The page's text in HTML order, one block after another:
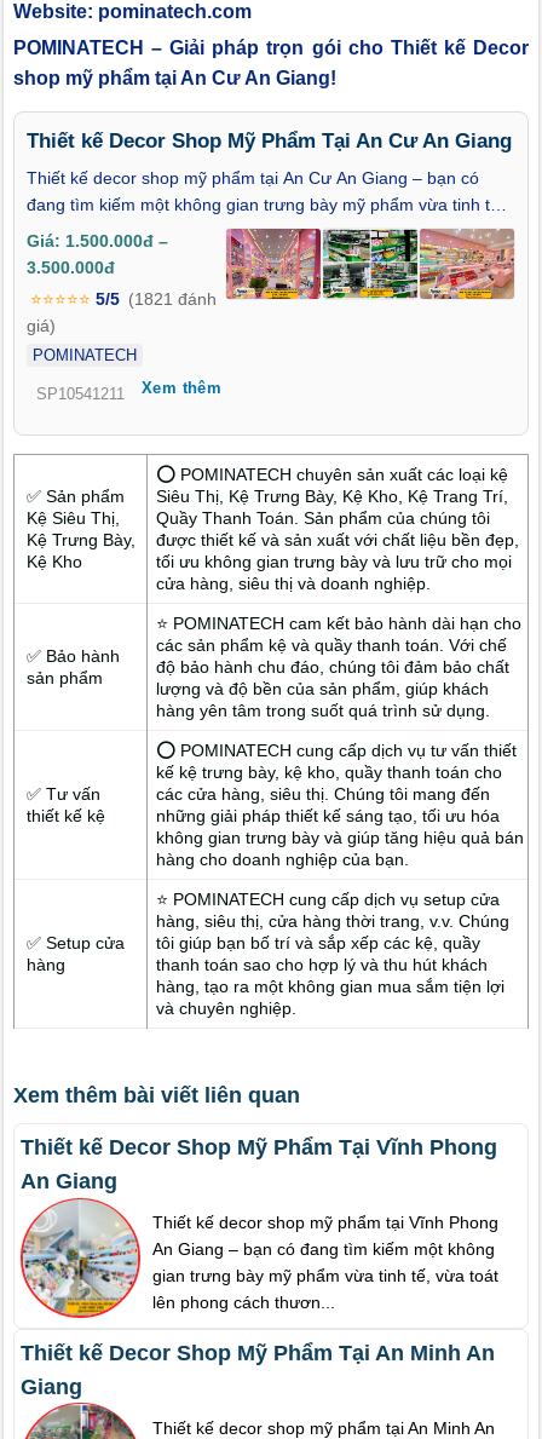
Website: pominatech.com
POMINATECH – Giải pháp trọn gói cho Thiết kế Decor
shop mỹ phẩm tại An Cư An Giang!
Thiết kế Decor Shop Mỹ Phẩm Tại An Cư An Giang
Thiết kế decor shop mỹ phẩm tại An Cư An Giang – bạn có
đang tìm kiếm một không gian trưng bày mỹ phẩm vừa tinh tế,
vừa toát lên phong cách thương hiệu đẳng cấp? Trong ngành
làm đẹp, cách bạn trưng bày sản phẩm chính là lời mời gọi tinh
tế nhất đến khách hàng. Bài viết này sẽ giúp bạn khám phá giải
pháp thiết kế nội thất và decor tối ưu, biến cửa hàng mỹ phẩm
tại An Cư An Giang trở thành điểm nhấn sang trọng, thu hút
mọi ánh nhìn.
Giá: 1.500.000đ –
3.500.000đ
⭐⭐⭐⭐⭐ 5/5 (1821 đánh
giá)
POMINATECH
SP10541211 Xem thêm
✅ Sản phẩm
Kệ Siêu Thị,
Kệ Trưng Bày,
Kệ Kho
⭕ POMINATECH chuyên sản xuất các loại kệ
Siêu Thị, Kệ Trưng Bày, Kệ Kho, Kệ Trang Trí,
Quầy Thanh Toán. Sản phẩm của chúng tôi
được thiết kế và sản xuất với chất liệu bền đẹp,
tối ưu không gian trưng bày và lưu trữ cho mọi
cửa hàng, siêu thị và doanh nghiệp.
✅ Bảo hành
sản phẩm
⭐ POMINATECH cam kết bảo hành dài hạn cho
các sản phẩm kệ và quầy thanh toán. Với chế
độ bảo hành chu đáo, chúng tôi đảm bảo chất
lượng và độ bền của sản phẩm, giúp khách
hàng yên tâm trong suốt quá trình sử dụng.
✅ Tư vấn
thiết kế kệ
⭕ POMINATECH cung cấp dịch vụ tư vấn thiết
kế kệ trưng bày, kệ kho, quầy thanh toán cho
các cửa hàng, siêu thị. Chúng tôi mang đến
những giải pháp thiết kế sáng tạo, tối ưu hóa
không gian trưng bày và giúp tăng hiệu quả bán
hàng cho doanh nghiệp của bạn.
✅ Setup cửa
hàng
⭐ POMINATECH cung cấp dịch vụ setup cửa
hàng, siêu thị, cửa hàng thời trang, v.v. Chúng
tôi giúp bạn bố trí và sắp xếp các kệ, quầy
thanh toán sao cho hợp lý và thu hút khách
hàng, tạo ra một không gian mua sắm tiện lợi
và chuyên nghiệp.
Xem thêm bài viết liên quan
Thiết kế Decor Shop Mỹ Phẩm Tại Vĩnh Phong
An Giang
Thiết kế decor shop mỹ phẩm tại Vĩnh Phong
An Giang – bạn có đang tìm kiếm một không
gian trưng bày mỹ phẩm vừa tinh tế, vừa toát
lên phong cách thươn...
Thiết kế Decor Shop Mỹ Phẩm Tại An Minh An
Giang
Thiết kế decor shop mỹ phẩm tại An Minh An